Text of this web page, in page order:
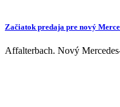
Začiatok predaja pre nový
Affalterbach. Nový